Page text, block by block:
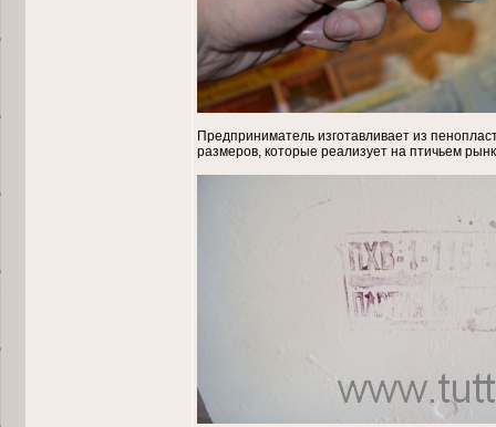
Предприниматель изготавливает из
размеров, которые реализует на птичьем